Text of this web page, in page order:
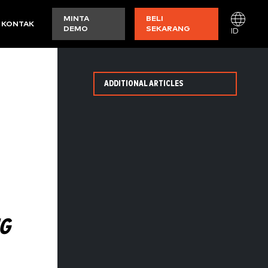
KONTAK
MINTA
DEMO
BELI
SEKARANG
ID
ADDITIONAL ARTICLES